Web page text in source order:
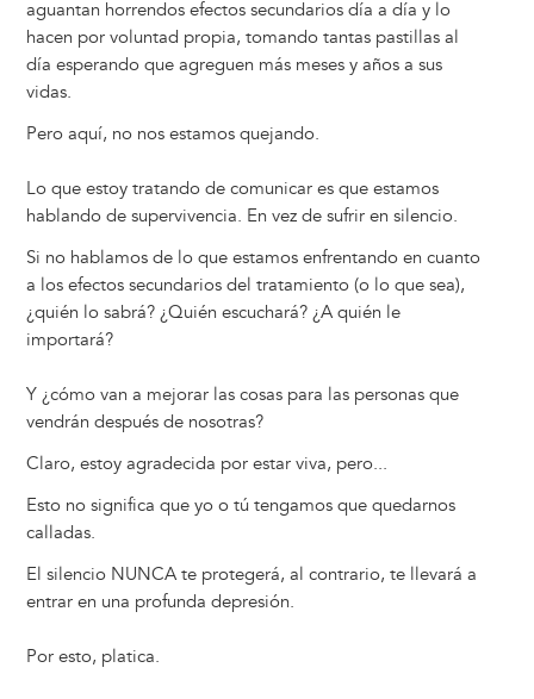
aguantan horrendos efectos secundarios día a día y lo
hacen por voluntad propia, tomando tantas pastillas al
día esperando que agreguen más meses y años a sus
vidas.
Pero aquí, no nos estamos quejando.
Lo que estoy tratando de comunicar es que estamos
hablando de supervivencia. En vez de sufrir en silencio.
Si no hablamos de lo que estamos enfrentando en cuanto
a los efectos secundarios del tratamiento (o lo que sea),
¿quién lo sabrá? ¿Quién escuchará? ¿A quién le
importará?
Y ¿cómo van a mejorar las cosas para las personas que
vendrán después de nosotras?
Claro, estoy agradecida por estar viva, pero...
Esto no significa que yo o tú tengamos que quedarnos
calladas.
El silencio NUNCA te protegerá, al contrario, te llevará a
entrar en una profunda depresión.
Por esto, platica.